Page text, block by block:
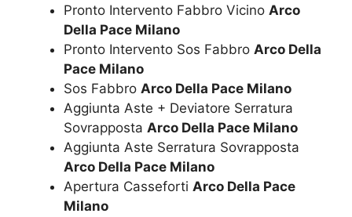
Pronto Intervento Fabbro Vicino Arco
Della Pace Milano
Pronto Intervento Sos Fabbro Arco Della
Pace Milano
Sos Fabbro Arco Della Pace Milano
Aggiunta Aste + Deviatore Serratura
Sovrapposta Arco Della Pace Milano
Aggiunta Aste Serratura Sovrapposta
Arco Della Pace Milano
Apertura Casseforti Arco Della Pace
Milano